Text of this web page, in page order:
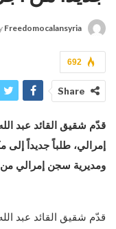
Freedomocalansyria
692
Share
قدّم شقيق القائد عبد
إمرالي، طلباً جديداً
ومديرية سجن إمرالي من
قدّم شقيق القائد عبد